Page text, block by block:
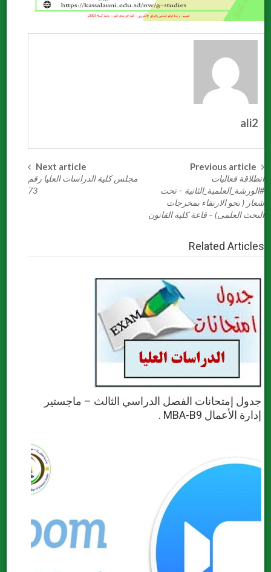
ali2
Post
navigation
Previous article
انطلاقة فعاليات
#الورشة_العلمية_الثانية – تحت
شعار ( نحو الارتقاء بمخرجات
البحث العلمى) – قاعة كلية القانون
Next article
مجلس كلية الدراسات العليا رقم
73
Related Articles
جدول إمتحانات الفصل الدراسي الثالث – ماجستير
إدارة الأعمال MBA-B9 .